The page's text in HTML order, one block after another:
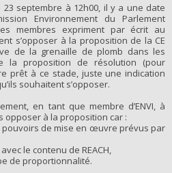
septembre à 12h00, il y a une date
Environnement du Parlement
membres expriment par écrit au
s’opposer à la proposition de la CE
de la grenaille de plomb dans les
la proposition de résolution (pour
prêt à ce stade, juste une indication
souhaitent s’opposer.
en tant que membre d’ENVI, à
opposer à la proposition car :
pouvoirs de mise en œuvre prévus par
le contenu de REACH,
de proportionnalité.